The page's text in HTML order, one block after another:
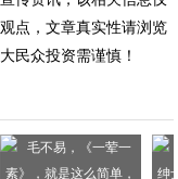
点，文章真实性请浏览
民众投资需谨慎！